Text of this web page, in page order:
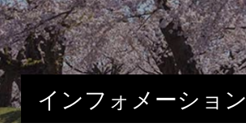
インフォメーション